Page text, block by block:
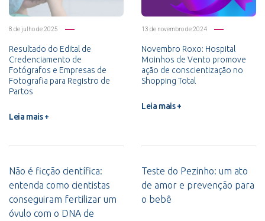
8 de julho de 2025
Resultado do Edital de
Credenciamento de
Fotógrafos e Empresas de
Fotografia para Registro de
Partos
Leia mais +
13 de novembro de 2024
Novembro Roxo: Hospital
Moinhos de Vento promove
ação de conscientização no
Shopping Total
Leia mais +
Não é ficção científica:
entenda como cientistas
conseguiram fertilizar um
óvulo com o DNA de
Teste do Pezinho: um ato
de amor e prevenção para
o bebê